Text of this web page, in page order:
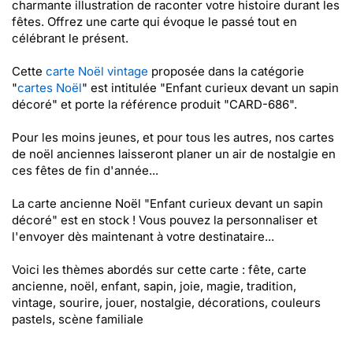
charmante illustration de raconter votre histoire durant les
fêtes. Offrez une carte qui évoque le passé tout en
célébrant le présent.
Cette carte Noël vintage proposée dans la catégorie
"cartes Noël" est intitulée "Enfant curieux devant un sapin
décoré" et porte la référence produit "CARD-686".
Pour les moins jeunes, et pour tous les autres, nos cartes
de noël anciennes laisseront planer un air de nostalgie en
ces fêtes de fin d'année...
La carte ancienne Noël "Enfant curieux devant un sapin
décoré" est en stock ! Vous pouvez la personnaliser et
l'envoyer dès maintenant à votre destinataire...
Voici les thèmes abordés sur cette carte : fête, carte
ancienne, noël, enfant, sapin, joie, magie, tradition,
vintage, sourire, jouer, nostalgie, décorations, couleurs
pastels, scène familiale